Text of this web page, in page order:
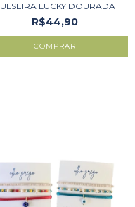
LUCKY DOURADA
R$44,90
COMPRAR